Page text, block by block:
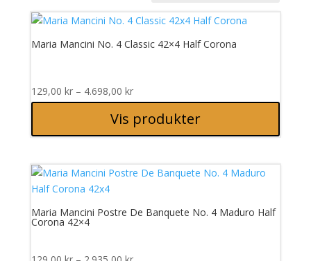
Maria Mancini No. 4 Classic 42×4 Half Corona
129,00 kr – 4.698,00 krPrisområde:
129,00 kr
til
4.698,00 kr
Vis produkter
Maria Mancini Postre De Banquete No. 4 Maduro Half
Corona 42×4